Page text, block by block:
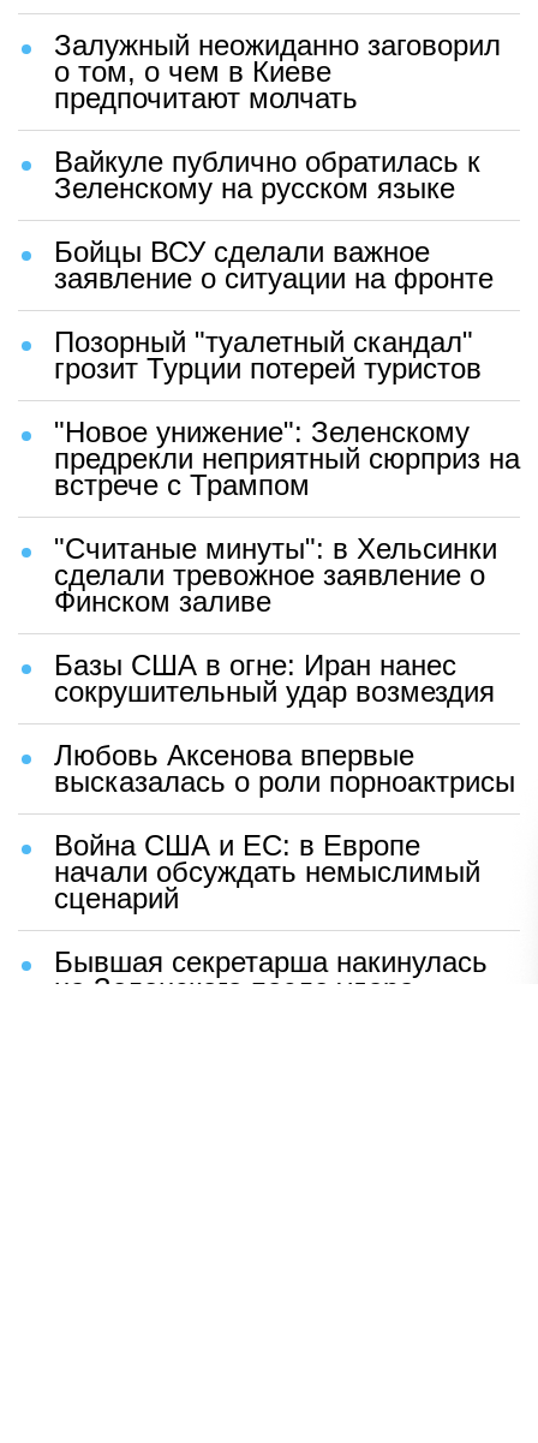
Залужный неожиданно заговорил
о том, о чем в Киеве
предпочитают молчать
Вайкуле публично обратилась к
Зеленскому на русском языке
Бойцы ВСУ сделали важное
заявление о ситуации на фронте
Позорный "туалетный скандал"
грозит Турции потерей туристов
"Новое унижение": Зеленскому
предрекли неприятный сюрприз на
встрече с Трампом
"Считаные минуты": в Хельсинки
сделали тревожное заявление о
Финском заливе
Базы США в огне: Иран нанес
сокрушительный удар возмездия
Любовь Аксенова впервые
высказалась о роли порноактрисы
Война США и ЕС: в Европе
начали обсуждать немыслимый
сценарий
Бывшая секретарша накинулась
на Зеленского после удара